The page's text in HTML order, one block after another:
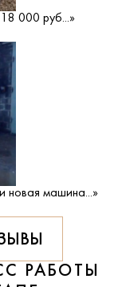
000 руб...»
новая машина...»
РАБОТЫ